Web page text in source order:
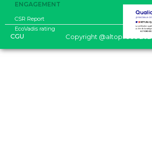
ENGAGEMENT
CSR Report
EcoVadis rating
CGU Copyright @altopi.eco